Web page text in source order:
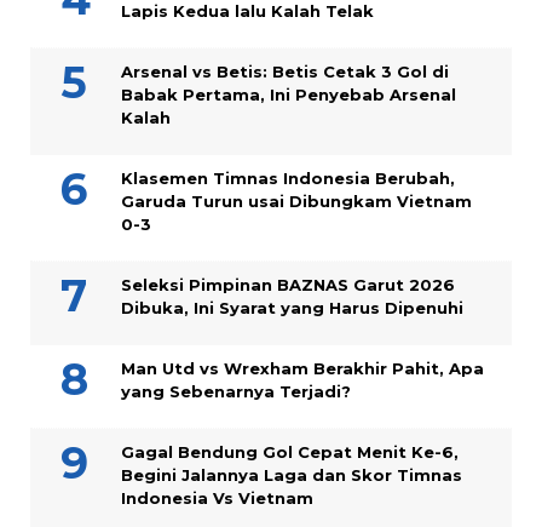
Lapis Kedua lalu Kalah Telak
Arsenal vs Betis: Betis Cetak 3 Gol di
Babak Pertama, Ini Penyebab Arsenal
Kalah
Klasemen Timnas Indonesia Berubah,
Garuda Turun usai Dibungkam Vietnam
0-3
Seleksi Pimpinan BAZNAS Garut 2026
Dibuka, Ini Syarat yang Harus Dipenuhi
Man Utd vs Wrexham Berakhir Pahit, Apa
yang Sebenarnya Terjadi?
Gagal Bendung Gol Cepat Menit Ke-6,
Begini Jalannya Laga dan Skor Timnas
Indonesia Vs Vietnam